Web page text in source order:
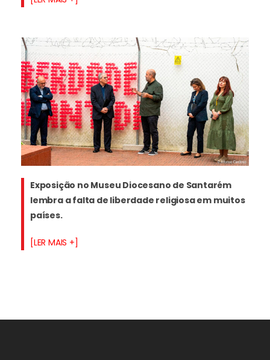
Exposição no Museu Diocesano de Santarém
lembra a falta de liberdade religiosa em muitos
países.
[LER MAIS +]